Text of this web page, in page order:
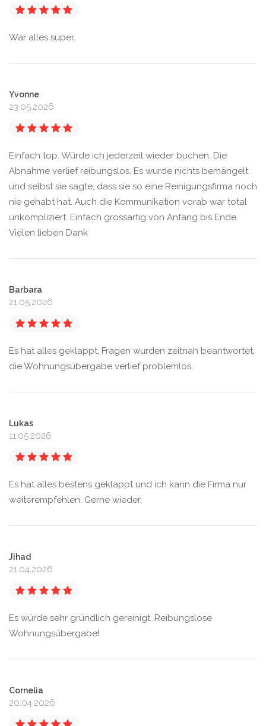
War alles super.
Yvonne
23.05.2026
Einfach top. Würde ich jederzeit wieder buchen. Die
Abnahme verlief reibungslos. Es wurde nichts bemängelt
und selbst sie sagte, dass sie so eine Reinigungsfirma noch
nie gehabt hat. Auch die Kommunikation vorab war total
unkompliziert. Einfach grossartig von Anfang bis Ende.
Vielen lieben Dank
Barbara
21.05.2026
Es hat alles geklappt, Fragen wurden zeitnah beantwortet,
die Wohnungsübergabe verlief problemlos.
Lukas
11.05.2026
Es hat alles bestens geklappt und ich kann die Firma nur
weiterempfehlen. Gerne wieder.
Jihad
21.04.2026
Es würde sehr gründlich gereinigt. Reibungslose
Wohnungsübergabe!
Cornelia
20.04.2026